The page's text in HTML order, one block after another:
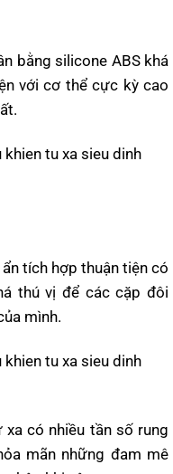
bằng silicone ABS khá
với cơ thể cực kỳ cao
tích hợp thuận tiện có
thú vị để các cặp đôi
mình.
có nhiều tần số rung
mãn những đam mê